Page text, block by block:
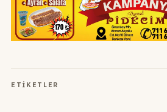
ETIKETLER